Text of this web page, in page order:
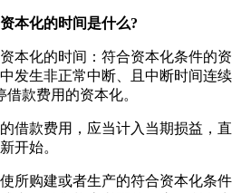
化的时间是什么?
化的时间：符合资本化条件的资
发生非正常中断、且中断时间连续
款费用的资本化。
款费用，应当计入当期损益，直
开始。
购建或者生产的符合资本化条件